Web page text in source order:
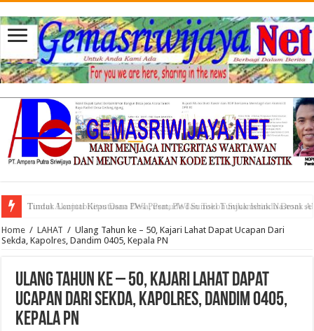
Tuntut Akuntabilitas Dana Desa, Pemuda dan Tokoh Sukamerindu Desak
Home / LAHAT / Ulang Tahun ke – 50, Kajari Lahat Dapat Ucapan Dari
Sekda, Kapolres, Dandim 0405, Kepala PN
Ulang Tahun ke – 50, Kajari Lahat Dapat
Ucapan Dari Sekda, Kapolres, Dandim 0405,
Kepala PN